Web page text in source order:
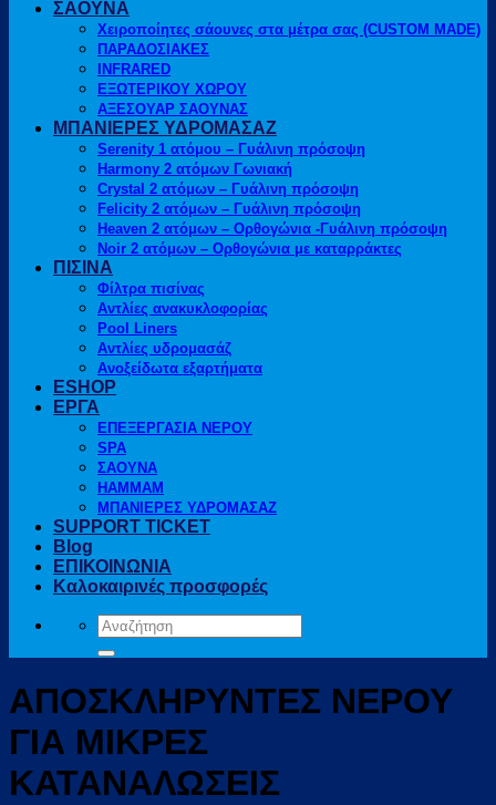
ΣΑΟΥΝΑ
Χειροποίητες σάουνες στα μέτρα σας (CUSTOM MADE)
ΠΑΡΑΔΟΣΙΑΚΕΣ
INFRARED
ΕΞΩΤΕΡΙΚΟΥ ΧΩΡΟΥ
ΑΞΕΣΟΥΑΡ ΣΑΟΥΝΑΣ
ΜΠΑΝΙΕΡΕΣ ΥΔΡΟΜΑΣΑΖ
Serenity 1 ατόμου – Γυάλινη πρόσοψη
Harmony 2 ατόμων Γωνιακή
Crystal 2 ατόμων – Γυάλινη πρόσοψη
Felicity 2 ατόμων – Γυάλινη πρόσοψη
Heaven 2 ατόμων – Ορθογώνια -Γυάλινη πρόσοψη
Noir 2 ατόμων – Ορθογώνια με καταρράκτες
ΠΙΣΙΝΑ
Φίλτρα πισίνας
Αντλίες ανακυκλοφορίας
Pool Liners
Αντλίες υδρομασάζ
Ανοξείδωτα εξαρτήματα
ESHOP
ΕΡΓΑ
ΕΠΕΞΕΡΓΑΣΙΑ ΝΕΡΟΥ
SPA
ΣΑΟΥΝΑ
HAMMAM
ΜΠΑΝΙΕΡΕΣ ΥΔΡΟΜΑΣΑΖ
SUPPORT TICKET
Blog
ΕΠΙΚΟΙΝΩΝΙΑ
Καλοκαιρινές προσφορές
Αναζήτηση
για:
ΑΠΟΣΚΛΗΡΥΝΤΕΣ ΝΕΡΟΥ
ΓΙΑ ΜΙΚΡΕΣ
ΚΑΤΑΝΑΛΩΣΕΙΣ